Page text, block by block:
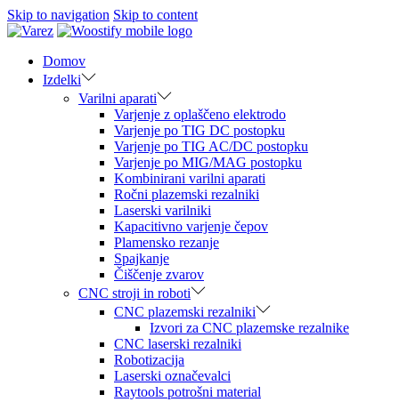
Skip to navigation Skip to content
Domov
Izdelki
Varilni aparati
Varjenje z oplaščeno elektrodo
Varjenje po TIG DC postopku
Varjenje po TIG AC/DC postopku
Varjenje po MIG/MAG postopku
Kombinirani varilni aparati
Ročni plazemski rezalniki
Laserski varilniki
Kapacitivno varjenje čepov
Plamensko rezanje
Spajkanje
Čiščenje zvarov
CNC stroji in roboti
CNC plazemski rezalniki
Izvori za CNC plazemske rezalnike
CNC laserski rezalniki
Robotizacija
Laserski označevalci
Raytools potrošni material